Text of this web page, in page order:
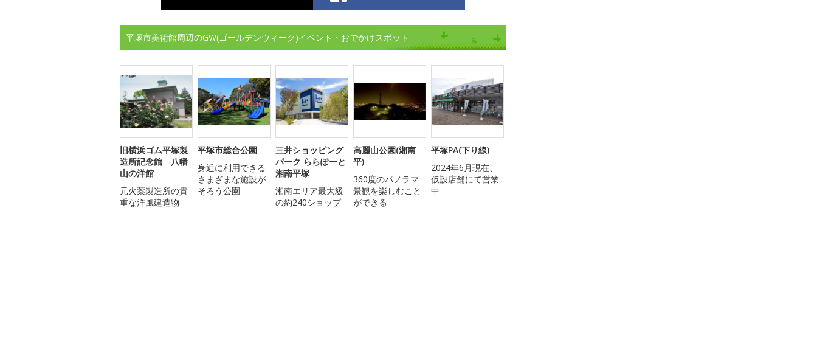
平塚市美術館周辺のGW(ゴールデンウィーク)イベント・おでかけスポット
旧横浜ゴム平塚製
造所記念館 八幡
山の洋館
元火薬製造所の貴
重な洋風建造物
平塚市総合公園
身近に利用できる
さまざまな施設が
そろう公園
三井ショッピング
パーク ららぽーと
湘南平塚
湘南エリア最大級
の約240ショップ
高麗山公園(湘南
平)
360度のパノラマ
景観を楽しむこと
ができる
平塚PA(下り線)
2024年6月現在、
仮設店舗にて営業
中